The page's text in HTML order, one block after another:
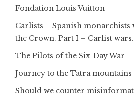
Fondation Louis Vuitton
Carlists – Spanish monarchists
the Crown. Part I – Carlist wars.
The Pilots of the Six-Day War
Journey to the Tatra mountains
Should we counter